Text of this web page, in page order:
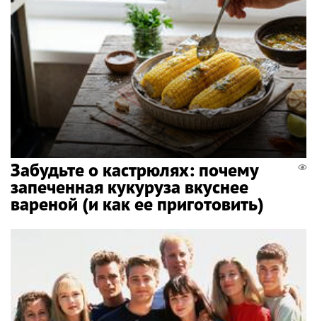
Забудьте о кастрюлях: почему
запеченная кукуруза вкуснее
вареной (и как ее приготовить)